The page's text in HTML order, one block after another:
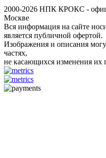
2000-2026 НПК КРОКС -
Москве
Вся информация на сайте
является публичной офертой.
Изображения и описания
частях,
не касающихся изменения их